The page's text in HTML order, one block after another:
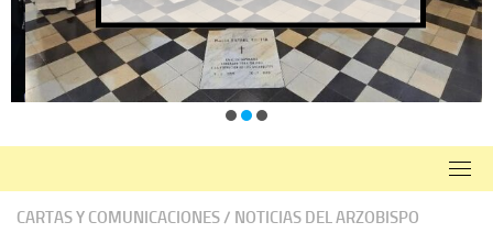
CARTAS Y COMUNICACIONES/ NOTICIAS DEL ARZOBISPO